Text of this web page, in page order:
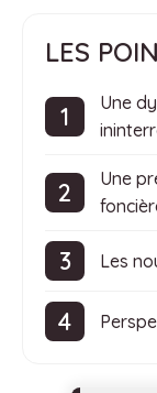
LES
Une
Une
Les